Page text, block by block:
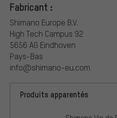
Fabricant :
Shimano Europe B.V.
High Tech Campus 92
5656 AG Eindhoven
Pays-Bas
info@shimano-eu.com
Produits apparentés